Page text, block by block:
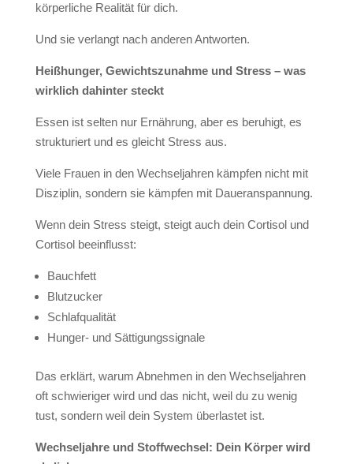
körperliche Realität für dich.
Und sie verlangt nach anderen Antworten.
Heißhunger, Gewichtszunahme und Stress – was
wirklich dahinter steckt
Essen ist selten nur Ernährung, aber es beruhigt, es
strukturiert und es gleicht Stress aus.
Viele Frauen in den Wechseljahren kämpfen nicht mit
Disziplin, sondern sie kämpfen mit Daueranspannung.
Wenn dein Stress steigt, steigt auch dein Cortisol und
Cortisol beeinflusst:
Bauchfett
Blutzucker
Schlafqualität
Hunger- und Sättigungssignale
Das erklärt, warum Abnehmen in den Wechseljahren
oft schwieriger wird und das nicht, weil du zu wenig
tust, sondern weil dein System überlastet ist.
Wechseljahre und Stoffwechsel: Dein Körper wird